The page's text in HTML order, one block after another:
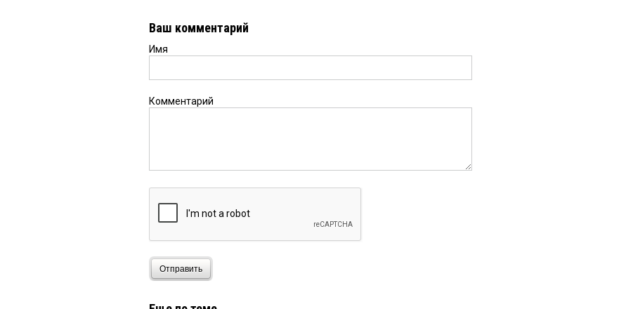
Ваш комментарий
Имя
Комментарий
Отправить